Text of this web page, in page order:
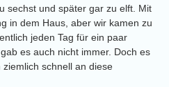
sechst und später gar zu elft. Mit
in dem Haus, aber wir kamen zu
jeden Tag für ein paar
es auch nicht immer. Doch es
schnell an diese